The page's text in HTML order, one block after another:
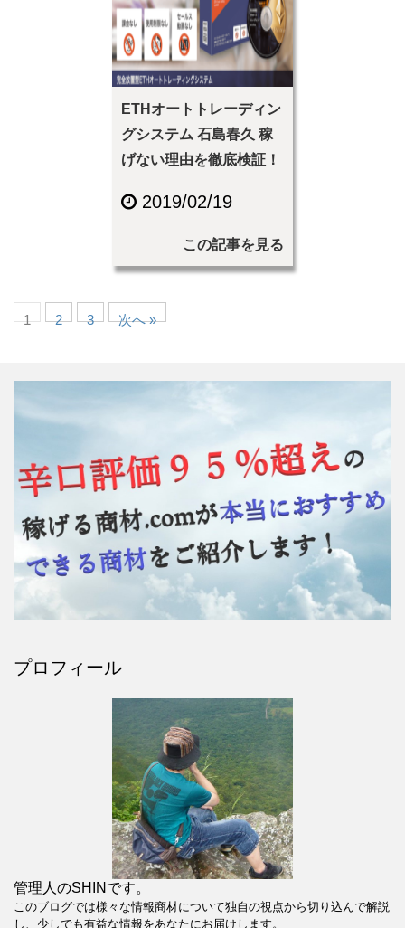
ETHオートトレーディン
グシステム 石島春久 稼
げない理由を徹底検証！
2019/02/19
この記事を見る
1 2 3 次へ »
プロフィール
管理人のSHINです。
このブログでは様々な情報商材について独自の視点から切り込んで解説
し、少しでも有益な情報をあなたにお届けします。